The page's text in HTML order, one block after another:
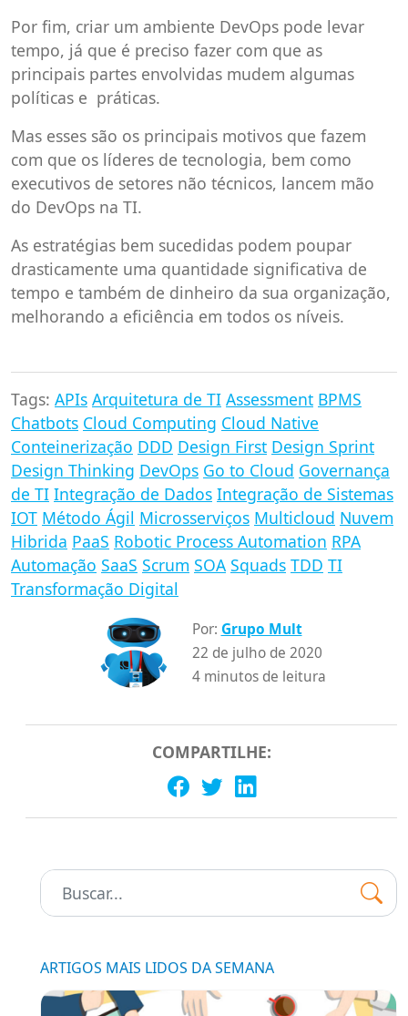
Por fim, criar um ambiente DevOps pode levar
tempo, já que é preciso fazer com que as
principais partes envolvidas mudem algumas
políticas e práticas.
Mas esses são os principais motivos que fazem
com que os líderes de tecnologia, bem como
executivos de setores não técnicos, lancem mão
do DevOps na TI.
As estratégias bem sucedidas podem poupar
drasticamente uma quantidade significativa de
tempo e também de dinheiro da sua organização,
melhorando a eficiência em todos os níveis.
Tags: APIs Arquitetura de TI Assessment BPMS
Chatbots Cloud Computing Cloud Native
Conteinerização DDD Design First Design Sprint
Design Thinking DevOps Go to Cloud Governança
de TI Integração de Dados Integração de Sistemas
IOT Método Ágil Microsserviços Multicloud Nuvem
Hibrida PaaS Robotic Process Automation RPA
Automação SaaS Scrum SOA Squads TDD TI
Transformação Digital
Por: Grupo Mult
22 de julho de 2020
4 minutos de leitura
COMPARTILHE:
Pesquisar:
ARTIGOS MAIS LIDOS DA SEMANA